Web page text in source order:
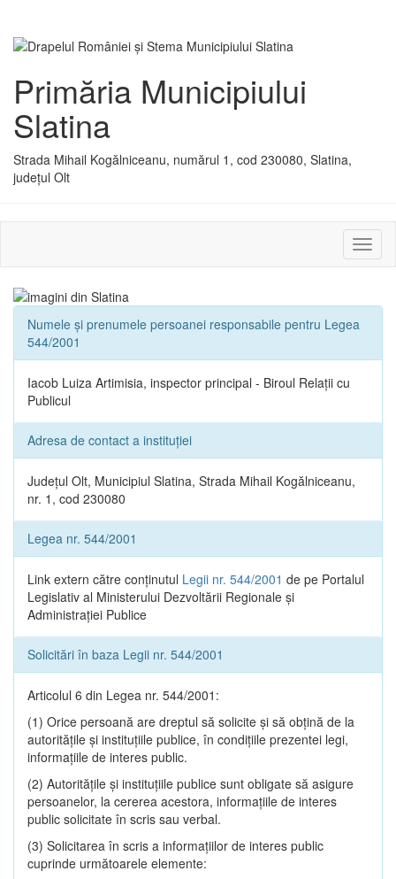
Primăria Municipiului
Slatina
Strada Mihail Kogălniceanu, numărul 1, cod 230080, Slatina,
județul Olt
sau
Numele și prenumele persoanei responsabile pentru Legea
544/2001
Iacob Luiza Artimisia, inspector principal - Biroul Relații cu
Publicul
Adresa de contact a instituției
Județul Olt, Municipiul Slatina, Strada Mihail Kogălniceanu,
nr. 1, cod 230080
Legea nr. 544/2001
Link extern către conținutul Legii nr. 544/2001 de pe Portalul
Legislativ al Ministerului Dezvoltării Regionale și
Administrației Publice
Solicitări în baza Legii nr. 544/2001
Articolul 6 din Legea nr. 544/2001:
(1) Orice persoană are dreptul să solicite şi să obţină de la
autorităţile şi instituţiile publice, în condiţiile prezentei legi,
informaţiile de interes public.
(2) Autorităţile şi instituţiile publice sunt obligate să asigure
persoanelor, la cererea acestora, informaţiile de interes
public solicitate în scris sau verbal.
(3) Solicitarea în scris a informaţiilor de interes public
cuprinde următoarele elemente: